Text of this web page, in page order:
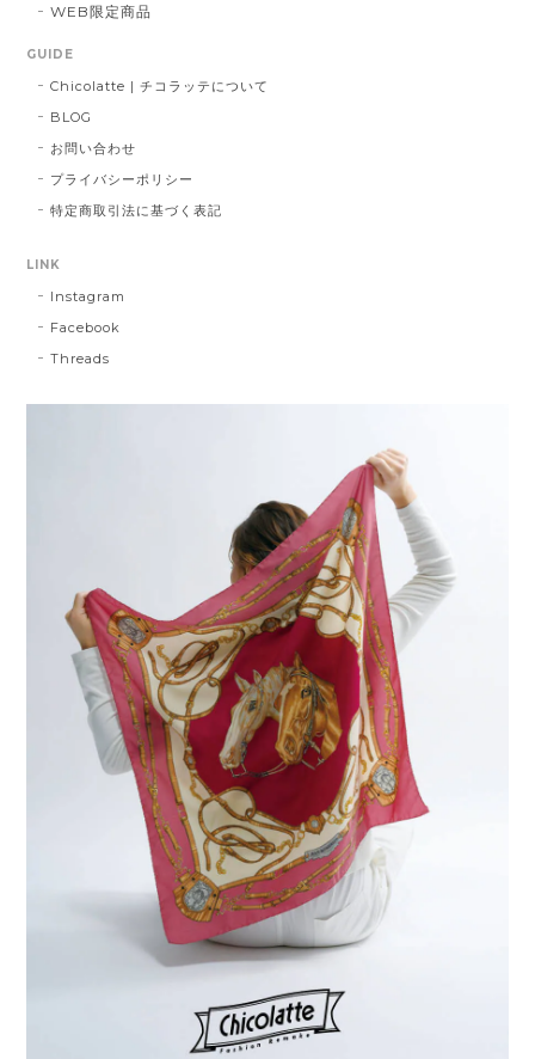
WEB限定商品
GUIDE
Chicolatte | チコラッテについて
BLOG
お問い合わせ
プライバシーポリシー
特定商取引法に基づく表記
LINK
Instagram
Facebook
Threads